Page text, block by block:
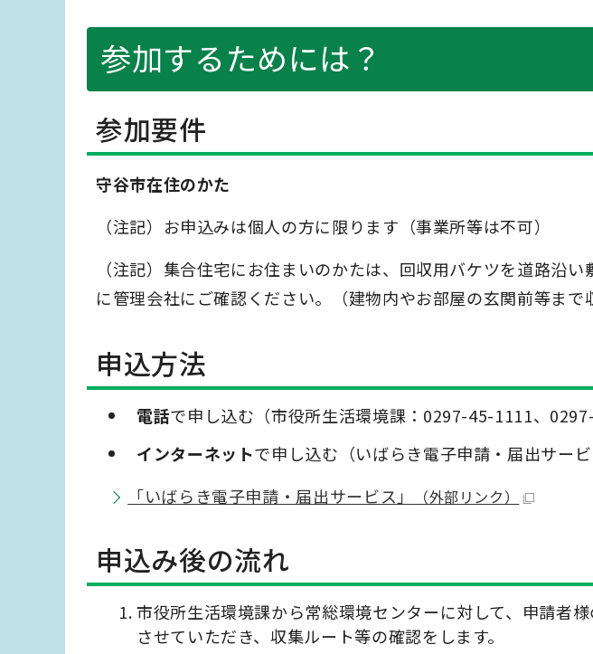
参加するためには？
参加要件
守谷市在住のかた
（注記）お申込みは個人の方に限ります（事業所等は不可）
（注記）集合住宅にお住まいのかたは、回収用バケツを道路沿
に管理会社にご確認ください。（建物内やお部屋の玄関前等まで
申込方法
電話で申し込む（市役所生活環境課：0297-45-1111、0297-
インターネットで申し込む（いばらき電子申請・届出サービ
「いばらき電子申請・届出サービス」
（外部リンク）
申込み後の流れ
市役所生活環境課から常総環境センターに対して、申請者
させていただき、収集ルート等の確認をします。